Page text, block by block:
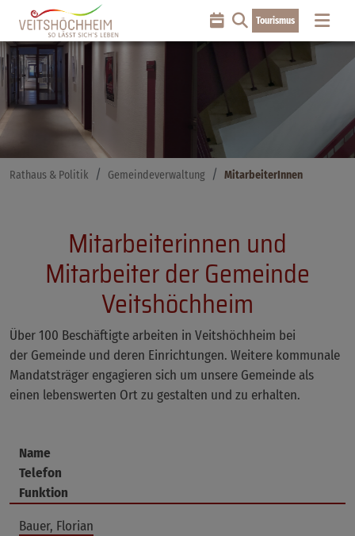
Tourismus
Rathaus & Politik Gemeindeverwaltung MitarbeiterInnen
Mitarbeiterinnen und
Mitarbeiter der Gemeinde
Veitshöchheim
Über 100 Beschäftigte arbeiten in Veitshöchheim bei
der Gemeinde und deren Einrichtungen. Weitere kommunale
Mandatsträger engagieren sich um unsere Gemeinde als
einen lebenswerten Ort zu gestalten und zu erhalten.
Name
Telefon
Funktion
Bauer, Florian